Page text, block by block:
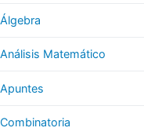
Álgebra
Análisis Matemático
Apuntes
Combinatoria